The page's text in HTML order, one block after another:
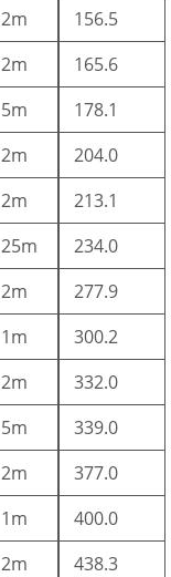
2m
156.5
2m
165.6
5m
178.1
2m
204.0
2m
213.1
25m
234.0
2m
277.9
1m
300.2
2m
332.0
5m
339.0
2m
377.0
1m
400.0
2m
438.3